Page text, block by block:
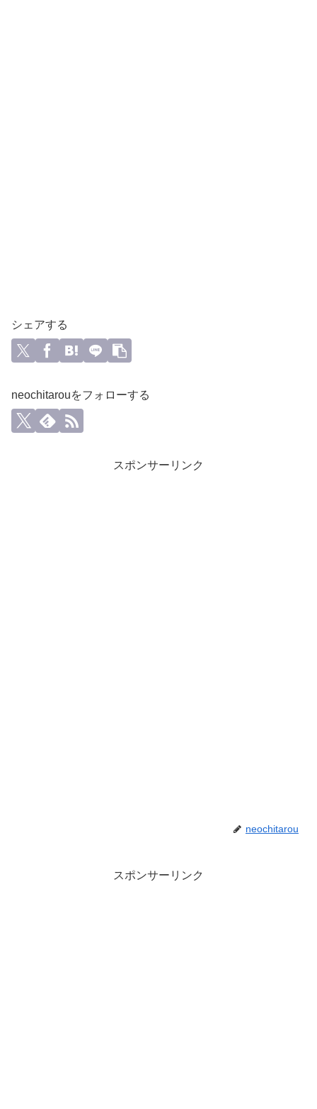
シェアする
neochitarouをフォローする
スポンサーリンク
neochitarou
スポンサーリンク